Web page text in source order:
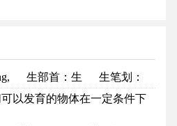
生部首 ：生
生笔划：
可以发育的物体在一定条件下